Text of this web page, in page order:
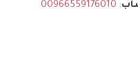
:
00966559176010